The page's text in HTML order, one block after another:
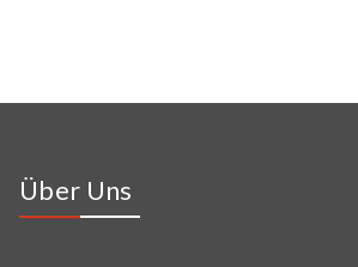
Über Uns